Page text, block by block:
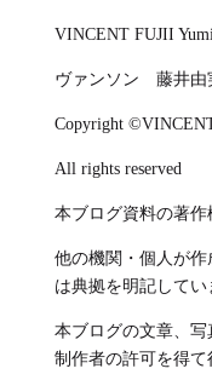
VINCENT FUJII
ヴァンソン 藤井由
Copyright
All rights reserved
本ブログ資料の著作
他の機関・個人が
は典拠を明記してい
本ブログの文章、
制作者の許可を得て